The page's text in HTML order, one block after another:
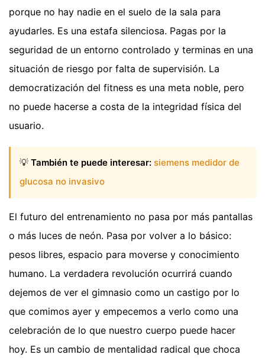
porque no hay nadie en el suelo de la sala para
ayudarles. Es una estafa silenciosa. Pagas por la
seguridad de un entorno controlado y terminas en una
situación de riesgo por falta de supervisión. La
democratización del fitness es una meta noble, pero
no puede hacerse a costa de la integridad física del
usuario.
💡 También te puede interesar: siemens medidor de
glucosa no invasivo
El futuro del entrenamiento no pasa por más pantallas
o más luces de neón. Pasa por volver a lo básico:
pesos libres, espacio para moverse y conocimiento
humano. La verdadera revolución ocurrirá cuando
dejemos de ver el gimnasio como un castigo por lo
que comimos ayer y empecemos a verlo como una
celebración de lo que nuestro cuerpo puede hacer
hoy. Es un cambio de mentalidad radical que choca